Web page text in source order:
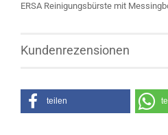
ERSA Reinigungsbürste mit
Kundenrezensionen
teilen